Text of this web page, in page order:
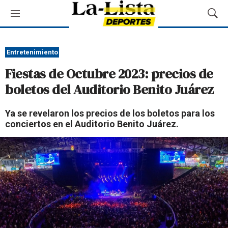
M
e
ú
M
o
a
B
s
u
e
d
a
Entretenimiento
Fiestas de Octubre 2023: precios de
boletos del Auditorio Benito Juárez
Ya se revelaron los precios de los boletos para los
conciertos en el Auditorio Benito Juárez.